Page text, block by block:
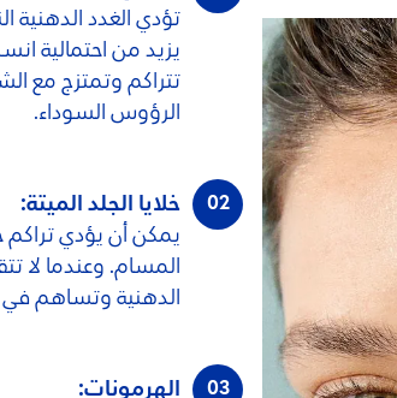
تؤدي الغدد
يزيد من احتمالية
تتراكم وتمتزج مع
الرؤوس السوداء.
خلايا الجلد الميتة:
يمكن أن يؤدي تراكم
المسام. وعندما لا
الدهنية وتساهم
الهرمونات: